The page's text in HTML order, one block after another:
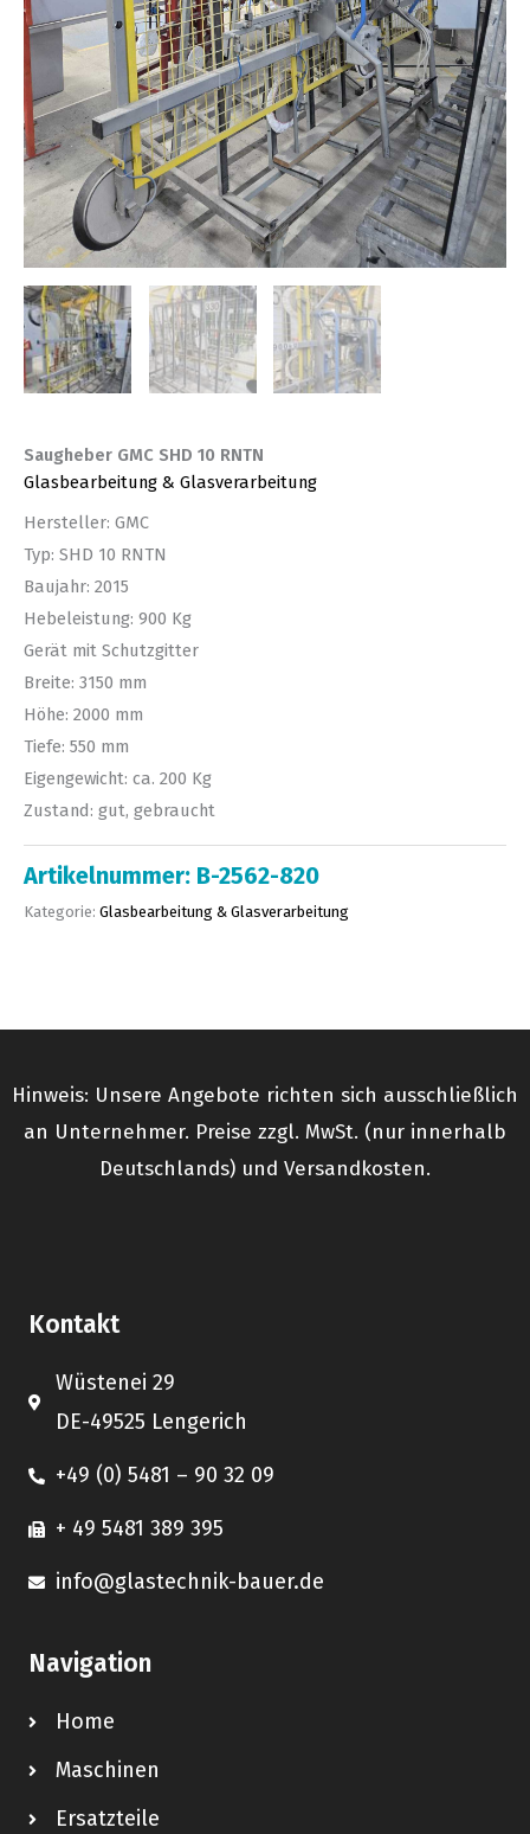
Saugheber GMC SHD 10 RNTN
Glasbearbeitung & Glasverarbeitung
Hersteller: GMC
Typ: SHD 10 RNTN
Baujahr: 2015
Hebeleistung: 900 Kg
Gerät mit Schutzgitter
Breite: 3150 mm
Höhe: 2000 mm
Tiefe: 550 mm
Eigengewicht: ca. 200 Kg
Zustand: gut, gebraucht
Artikelnummer: B-2562-820
Kategorie: Glasbearbeitung & Glasverarbeitung
Hinweis: Unsere Angebote richten sich ausschließlich
an Unternehmer. Preise zzgl. MwSt. (nur innerhalb
Deutschlands) und Versandkosten.
Kontakt
Wüstenei 29
DE-49525 Lengerich
+49 (0) 5481 – 90 32 09
+ 49 5481 389 395
info@glastechnik-bauer.de
Navigation
Home
Maschinen
Ersatzteile